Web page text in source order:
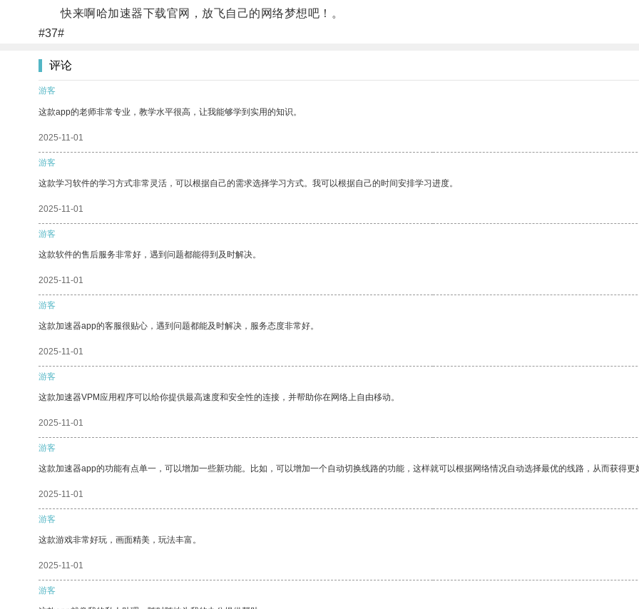
快来啊哈加速器下载官网，放飞自己的网络梦想吧！。
#37#
评论
游客
这款app的老师非常专业，教学水平很高，让我能够学到实用的知识。
2025-11-01
游客
这款学习软件的学习方式非常灵活，可以根据自己的需求选择学习方式。我可以根据自己的时间安排学习进度。
2025-11-01
游客
这款软件的售后服务非常好，遇到问题都能得到及时解决。
2025-11-01
游客
这款加速器app的客服很贴心，遇到问题都能及时解决，服务态度非常好。
2025-11-01
游客
这款加速器VPM应用程序可以给你提供最高速度和安全性的连接，并帮助你在网络上自由移动。
2025-11-01
游客
这款加速器app的功能有点单一，可以增加一些新功能。比如，可以增加一个自动切换线路的功能，这样就可以根据网络情况自动选择最优的线路，从而获得更
2025-11-01
游客
这款游戏非常好玩，画面精美，玩法丰富。
2025-11-01
游客